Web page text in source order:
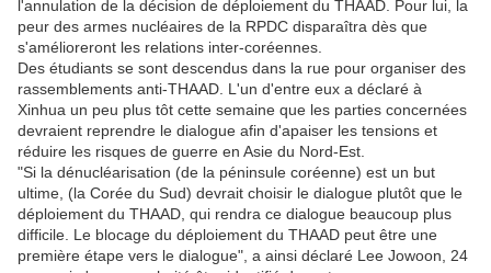
l'annulation de la décision de déploiement du THAAD. Pour lui, la
peur des armes nucléaires de la RPDC disparaîtra dès que
s'amélioreront les relations inter-coréennes.
Des étudiants se sont descendus dans la rue pour organiser des
rassemblements anti-THAAD. L'un d'entre eux a déclaré à
Xinhua un peu plus tôt cette semaine que les parties concernées
devraient reprendre le dialogue afin d'apaiser les tensions et
réduire les risques de guerre en Asie du Nord-Est.
"Si la dénucléarisation (de la péninsule coréenne) est un but
ultime, (la Corée du Sud) devrait choisir le dialogue plutôt que le
déploiement du THAAD, qui rendra ce dialogue beaucoup plus
difficile. Le blocage du déploiement du THAAD peut être une
première étape vers le dialogue", a ainsi déclaré Lee Jowoon, 24